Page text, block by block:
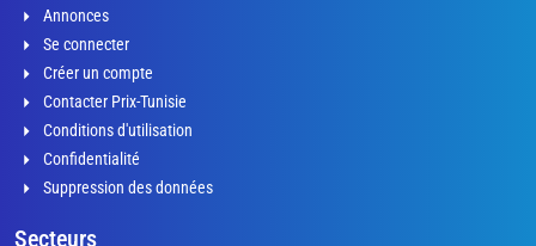
Annonces
Se connecter
Créer un compte
Contacter Prix-Tunisie
Conditions d'utilisation
Confidentialité
Suppression des données
Secteurs